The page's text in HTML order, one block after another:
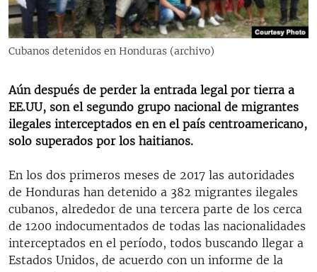
RADIO MARTÍ
ESPECIALES
LA REALIDAD DE LA VIVIENDA EN CUBA
SER VIEJO EN CUBA
KENTU-CUBANO
DESINFORMACIÓN RUSA EN AMÉRICA LATINA
LA INVASIÓN DE RUSIA A UCRANIA
EDITORIALES
SÍGUENOS
Cubanos detenidos en Honduras (archivo)
Aún después de perder la entrada legal por tierra a
EE.UU, son el segundo grupo nacional de migrantes
ilegales interceptados en en el país centroamericano,
solo superados por los haitianos.
En los dos primeros meses de 2017 las autoridades
de Honduras han detenido a 382 migrantes ilegales
cubanos, alrededor de una tercera parte de los cerca
de 1200 indocumentados de todas las nacionalidades
interceptados en el período, todos buscando llegar a
Estados Unidos, de acuerdo con un informe de la